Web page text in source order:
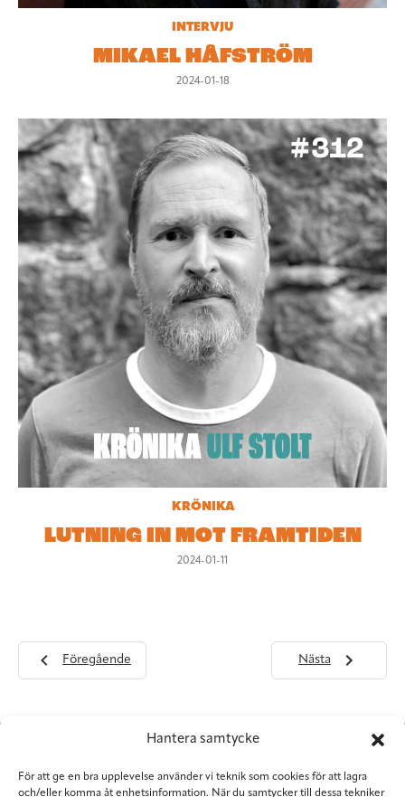
Hantera samtycke
För att ge en bra upplevelse använder vi teknik som cookies för att lagra
och/eller komma åt enhetsinformation. När du samtycker till dessa tekniker
INTERVJU
MIKAEL HÅFSTRÖM
2024-01-18
KRÖNIKA
LUTNING IN MOT FRAMTIDEN
2024-01-11
Föregående Nästa